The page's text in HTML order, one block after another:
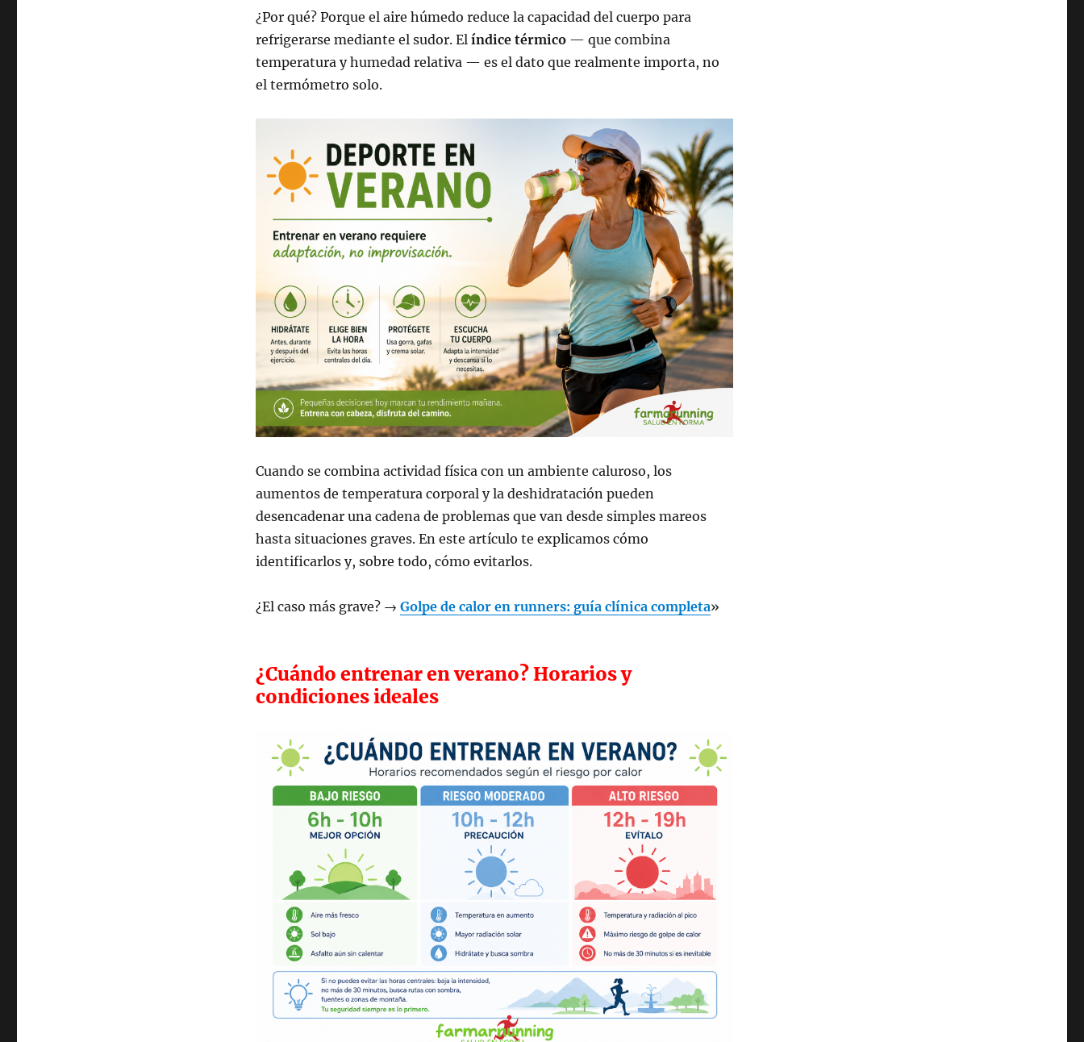
¿Por qué? Porque el aire húmedo reduce la capacidad del cuerpo para
refrigerarse mediante el sudor. El índice térmico— que combina
temperatura y humedad relativa — es el dato que realmente importa, no
el termómetro solo.
Cuando se combina actividad física con un ambiente caluroso, los
aumentos de temperatura corporal y la deshidratación pueden
desencadenar una cadena de problemas que van desde simples mareos
hasta situaciones graves. En este artículo te explicamos cómo
identificarlos y, sobre todo, cómo evitarlos.
¿El caso más grave? → Golpe de calor en runners: guía clínica completa»
¿Cuándo entrenar en verano? Horarios y
condiciones ideales